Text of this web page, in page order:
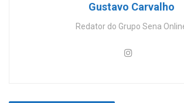
Gustavo Carvalho
Redator do Grupo Sena